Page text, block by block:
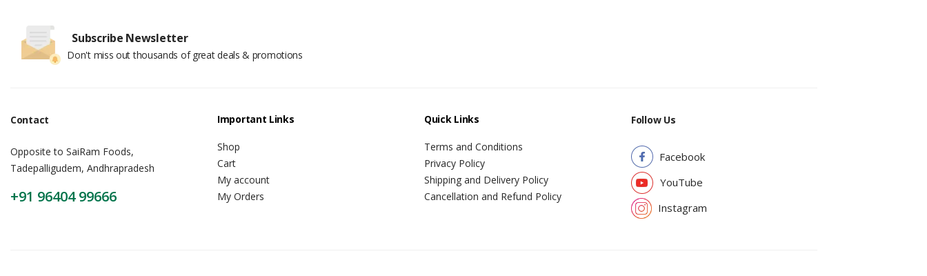
Subscribe Newsletter
Don't miss out thousands of great deals & promotions
Contact
Opposite to SaiRam Foods,
Tadepalligudem, Andhrapradesh
+91 96404 99666
Important Links
Shop
Cart
My account
My Orders
Quick Links
Terms and Conditions
Privacy Policy
Shipping and Delivery Policy
Cancellation and Refund Policy
Follow Us
Facebook
YouTube
Instagram